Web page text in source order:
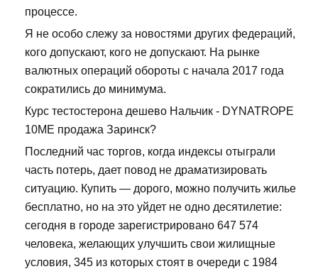
процессе.
Я не особо слежу за новостями других федераций,
кого допускают, кого не допускают. На рынке
валютных операций обороты с начала 2017 года
сократились до минимума.
Курс тестостерона дешево Нальчик - DYNATROPE
10ME продажа Заринск?
Последний час торгов, когда индексы отыграли
часть потерь, дает повод не драматизировать
ситуацию. Купить — дорого, можно получить жилье
бесплатно, но на это уйдет не одно десятилетие:
сегодня в городе зарегистрировано 647 574
человека, желающих улучшить свои жилищные
условия, 345 из которых стоят в очереди с 1984